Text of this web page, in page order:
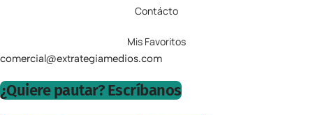
Contácto
Mis Favoritos
comercial@extrategiamedios.com
¿Quiere pautar? Escríbanos